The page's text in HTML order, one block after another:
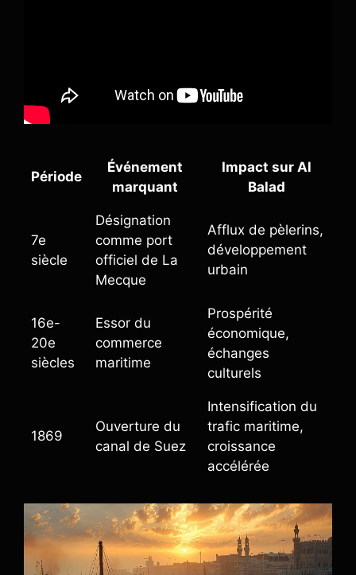
Période
Événement
marquant
Impact sur Al
Balad
7e
siècle
Désignation
comme port
officiel de La
Mecque
Afflux de pèlerins,
développement
urbain
16e-
20e
siècles
Essor du
commerce
maritime
Prospérité
économique,
échanges
culturels
1869
Ouverture du
canal de Suez
Intensification du
trafic maritime,
croissance
accélérée